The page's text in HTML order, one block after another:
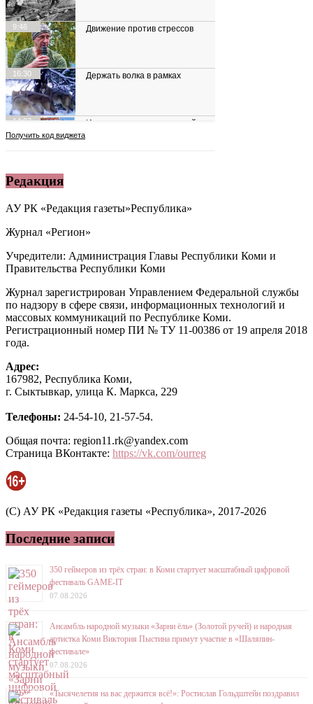
Редакция
АУ РК «Редакция газеты»Республика»
Журнал «Регион»
Учредители: Администрация Главы Республики Коми и
Правительства Республики Коми
Журнал зарегистрирован Управлением Федеральной службы
по надзору в сфере связи, информационных технологий и
массовых коммуникаций по Республике Коми.
Регистрационный номер ПИ № ТУ 11-00386 от 19 апреля 2018
года.
Адрес:
167982, Республика Коми,
г. Сыктывкар, улица К. Маркса, 229
Телефоны: 24-54-10, 21-57-54.
Общая почта: region11.rk@yandex.com
Страница ВКонтакте: https://vk.com/ourreg
(C) АУ РК «Редакция газеты «Республика», 2017-2026
Последние записи
350 геймеров из трёх стран: в Коми стартует масштабный цифровой
фестиваль GAME-IT
07.08.2026
Ансамбль народной музыки «Зарни ёль» (Золотой ручей) и народная
артистка Коми Виктория Пыстина примут участие в «Шаляпин-
фестивале»
07.08.2026
«Тысячелетия на вас держится всё!»: Ростислав Гольдштейн поздравил